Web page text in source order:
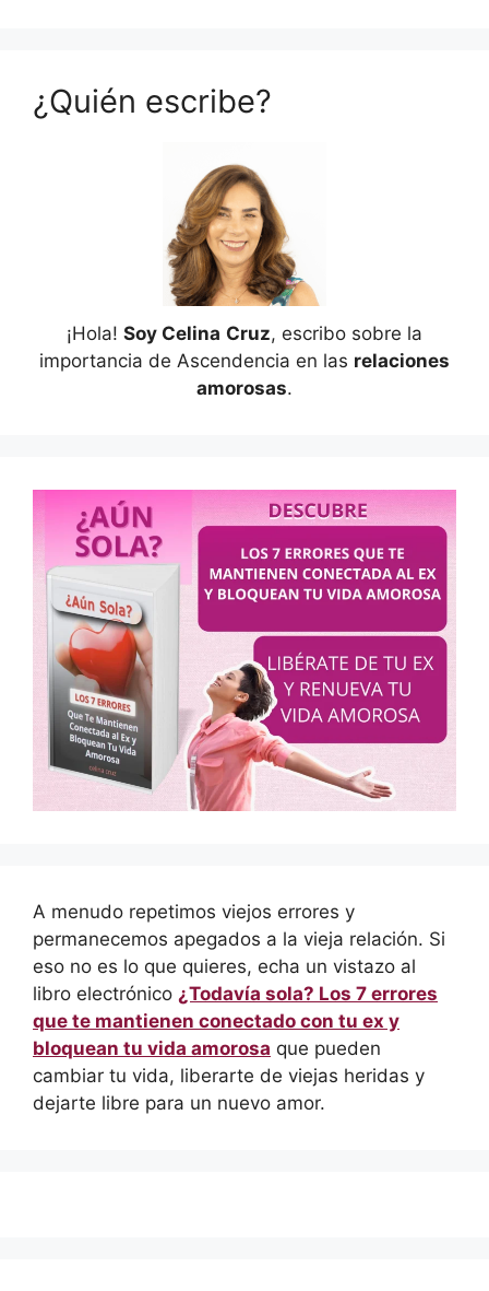
¿Quién escribe?
¡Hola! Soy Celina Cruz, escribo sobre la
importancia de Ascendencia en las relaciones
amorosas.
A menudo repetimos viejos errores y
permanecemos apegados a la vieja relación. Si
eso no es lo que quieres, echa un vistazo al
libro electrónico ¿Todavía sola? Los 7 errores
que te mantienen conectado con tu ex y
bloquean tu vida amorosa que pueden
cambiar tu vida, liberarte de viejas heridas y
dejarte libre para un nuevo amor.